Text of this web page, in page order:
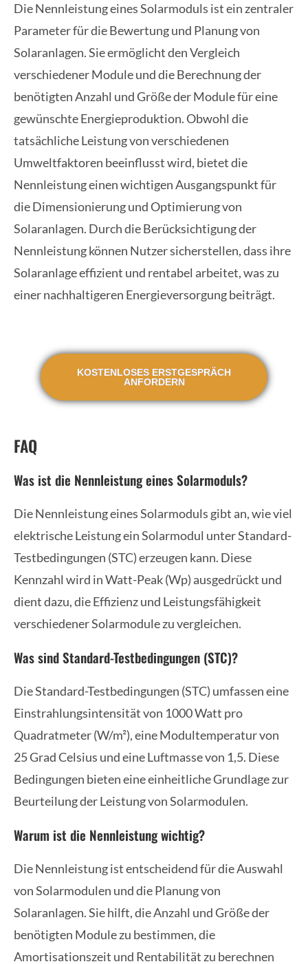
Die Nennleistung eines Solarmoduls ist ein zentraler
Parameter für die Bewertung und Planung von
Solaranlagen. Sie ermöglicht den Vergleich
verschiedener Module und die Berechnung der
benötigten Anzahl und Größe der Module für eine
gewünschte Energieproduktion. Obwohl die
tatsächliche Leistung von verschiedenen
Umweltfaktoren beeinflusst wird, bietet die
Nennleistung einen wichtigen Ausgangspunkt für
die Dimensionierung und Optimierung von
Solaranlagen. Durch die Berücksichtigung der
Nennleistung können Nutzer sicherstellen, dass ihre
Solaranlage effizient und rentabel arbeitet, was zu
einer nachhaltigeren Energieversorgung beiträgt.
KOSTENLOSES ERSTGESPRÄCH
ANFORDERN
FAQ
Was ist die Nennleistung eines Solarmoduls?
Die Nennleistung eines Solarmoduls gibt an, wie viel
elektrische Leistung ein Solarmodul unter Standard-
Testbedingungen (STC) erzeugen kann. Diese
Kennzahl wird in Watt-Peak (Wp) ausgedrückt und
dient dazu, die Effizienz und Leistungsfähigkeit
verschiedener Solarmodule zu vergleichen.
Was sind Standard-Testbedingungen (STC)?
Die Standard-Testbedingungen (STC) umfassen eine
Einstrahlungsintensität von 1000 Watt pro
Quadratmeter (W/m²), eine Modultemperatur von
25 Grad Celsius und eine Luftmasse von 1,5. Diese
Bedingungen bieten eine einheitliche Grundlage zur
Beurteilung der Leistung von Solarmodulen.
Warum ist die Nennleistung wichtig?
Die Nennleistung ist entscheidend für die Auswahl
von Solarmodulen und die Planung von
Solaranlagen. Sie hilft, die Anzahl und Größe der
benötigten Module zu bestimmen, die
Amortisationszeit und Rentabilität zu berechnen